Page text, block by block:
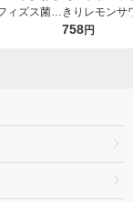
ィズス菌
（30日
授乳期に
ト 森永乳
きりレモンサ
25度 1L 1本
758円